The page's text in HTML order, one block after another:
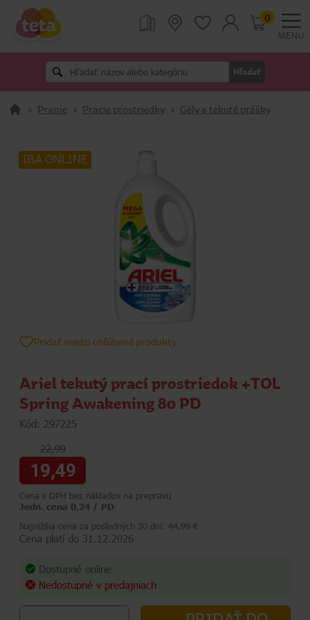
MENU
Hľadať
0
> Pranie > Pracie prostriedky > Gély a tekuté prášky
IBA ONLINE
Pridať medzi obľúbené produkty
Ariel tekutý prací prostriedok +TOL
Spring Awakening 80 PD
Kód: 297225
22,99
19,49
Cena s DPH bez nákladov na prepravu
Jedn. cena 0,24 / PD
Najnižšia cena za posledných 30 dní: 44,99 €
Cena platí do 31.12.2026
Dostupné online
Nedostupné v predajniach